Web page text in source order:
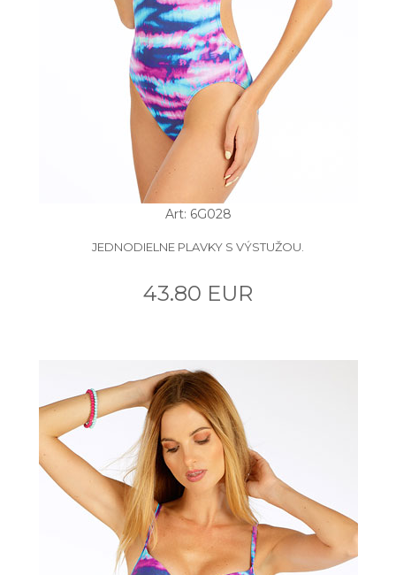
Art: 6G028
JEDNODIELNE PLAVKY S VÝSTUŽOU.
43.80 EUR